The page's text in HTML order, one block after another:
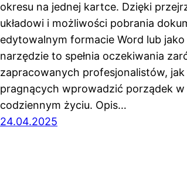
okresu na jednej kartce. Dzięki
układowi i możliwości pobrania
edytowalnym formacie Word lub jako
narzędzie to spełnia oczekiwania
zapracowanych profesjonalistów, jak
pragnących wprowadzić porządek w
codziennym życiu. Opis…
24.04.2025